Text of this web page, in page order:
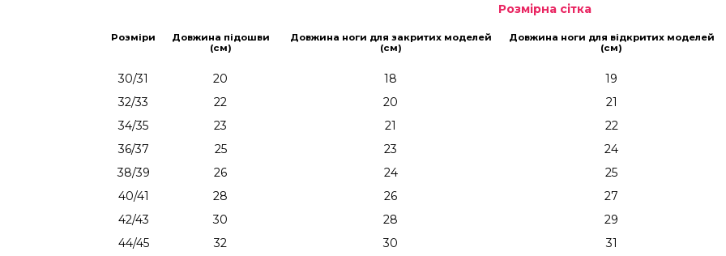
Розмірна сітка
Розміри
Довжина підошви
(см)
Довжина ноги для закритих моделей
(см)
Довжина ноги для відкритих моделей
(см)
30/31 20 18
19
32/33
22 20
21
34/35
23 21
22
36/37
25 23
24
38/39
26 24
25
40/41
28 26
27
42/43
30 28
29
44/45
32 30
31